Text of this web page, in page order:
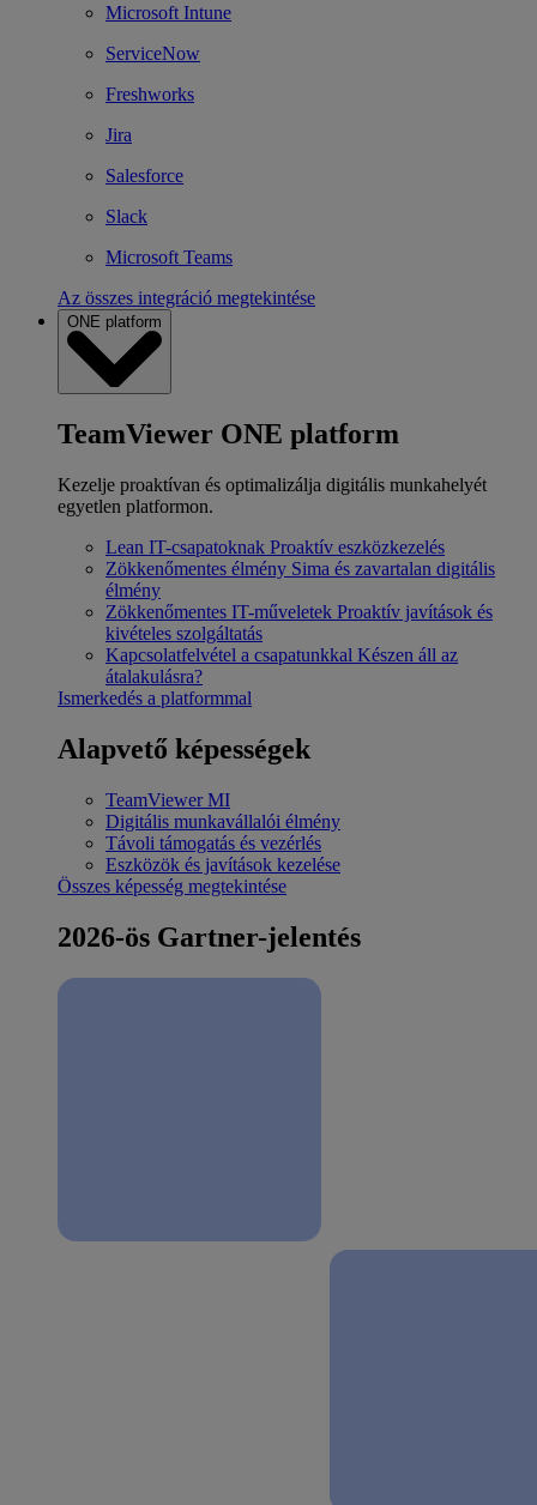
Microsoft Intune
ServiceNow
Freshworks
Jira
Salesforce
Slack
Microsoft Teams
Az összes integráció megtekintése
ONE platform
TeamViewer ONE platform
Kezelje proaktívan és optimalizálja digitális munkahelyét
egyetlen platformon.
Lean IT-csapatoknak Proaktív eszközkezelés
Zökkenőmentes élmény Sima és zavartalan digitális
élmény
Zökkenőmentes IT-műveletek Proaktív javítások és
kivételes szolgáltatás
Kapcsolatfelvétel a csapatunkkal Készen áll az
átalakulásra?
Ismerkedés a platformmal
Alapvető képességek
TeamViewer MI
Digitális munkavállalói élmény
Távoli támogatás és vezérlés
Eszközök és javítások kezelése
Összes képesség megtekintése
2026-ös Gartner-jelentés